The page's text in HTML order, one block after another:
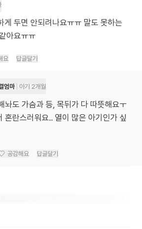
게 두면 안되려나요ㅠㅠ 말도 못하는
아요ㅠㅠ
요 답글달기
엄마 아기 2개월
놔도 가슴과 등, 목뒤가 다 따뜻해요ㅜ
혼란스러워요.. 열이 많은 아기인가 싶
공감해요 답글달기